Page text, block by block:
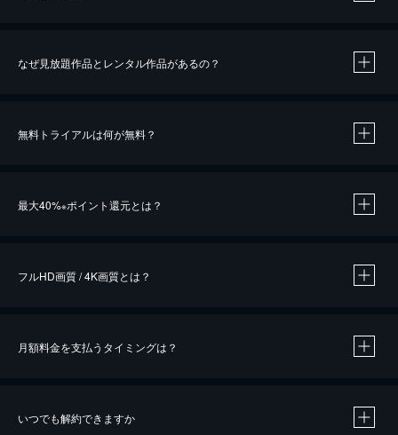
なぜ見放題作品とレンタル作品があるの？
無料トライアルは何が無料？
最大40%※ポイント還元とは？
※40％ポイント還元の対象は、クレジットカード決済による作品の購入 / レンタルです。
フルHD画質 / 4K画質とは？
月額料金を支払うタイミングは？
いつでも解約できますか